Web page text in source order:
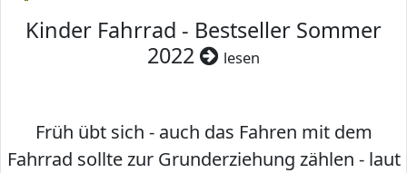
Kinder Fahrrad - Bestseller Sommer
2022
lesen
Früh übt sich - auch das Fahren mit dem
Fahrrad sollte zur Grunderziehung zählen - laut